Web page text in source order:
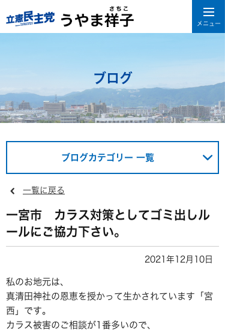
ブログ
ブログカテゴリー 一覧
一覧に戻る
一宮市 カラス対策としてゴミ出しル
ールにご協力下さい。
2021年12月10日
私のお地元は、
真清田神社の恩恵を授かって生かされています「宮
西」です。
カラス被害のご相談が1番多いので、